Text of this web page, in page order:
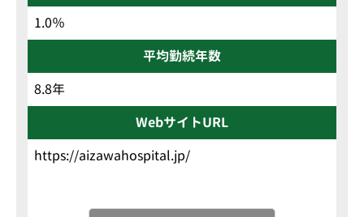
1.0％
平均勤続年数
8.8年
WebサイトURL
https://aizawahospital.jp/